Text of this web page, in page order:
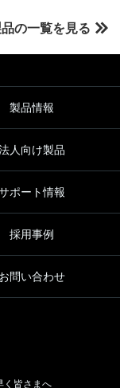
の一覧を見る
製品情報
人向け製品
ポート情報
採用事例
お問い合わせ
く皆さまへ